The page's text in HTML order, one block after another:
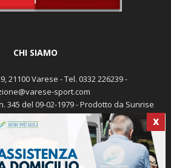
X
CHI SIAMO
21100 Varese - Tel. 0332 226239 -
sport.com
345 del 09-02-1979 - Prodotto da Sunrise
Michele Marocco -Cookie policy
Pubblicità
sport.com